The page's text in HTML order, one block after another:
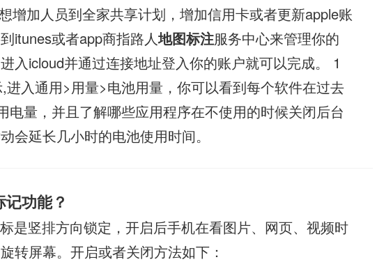
增加人员到全家共享计划，增加信用卡或者更新apple账
itunes或者app商指路人地图标注服务中心来管理你的
入icloud并通过连接地址登入你的账户就可以完成。 1
入通用>用量>电池用量，你可以看到每个软件在过去
电量，并且了解哪些应用程序在不使用的时候关闭后台
会延长几小时的电池使用时间。
功能？
是竖排方向锁定，开启后手机在看图片、网页、视频时
转屏幕。开启或者关闭方法如下：